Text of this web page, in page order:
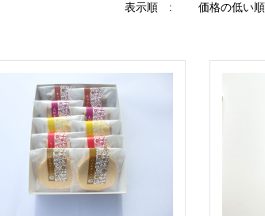
表示順 : 価格の低い順